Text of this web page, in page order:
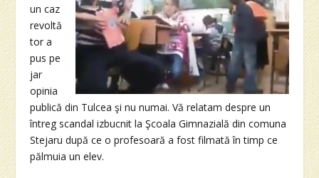
un caz
revoltă
tor a
pus pe
jar
opinia
publică din Tulcea şi nu numai. Vă relatam despre un
întreg scandal izbucnit la Şcoala Gimnazială din comuna
Stejaru după ce o profesoară a fost filmată în timp ce
pălmuia un elev.